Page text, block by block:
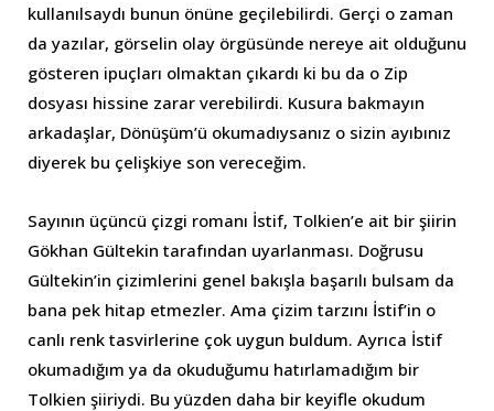
kullanılsaydı bunun önüne geçilebilirdi. Gerçi o zaman
da yazılar, görselin olay örgüsünde nereye ait olduğunu
gösteren ipuçları olmaktan çıkardı ki bu da o Zip
dosyası hissine zarar verebilirdi. Kusura bakmayın
arkadaşlar, Dönüşüm’ü okumadıysanız o sizin ayıbınız
diyerek bu çelişkiye son vereceğim.
Sayının üçüncü çizgi romanı İstif, Tolkien’e ait bir şiirin
Gökhan Gültekin tarafından uyarlanması. Doğrusu
Gültekin’in çizimlerini genel bakışla başarılı bulsam da
bana pek hitap etmezler. Ama çizim tarzını İstif’in o
canlı renk tasvirlerine çok uygun buldum. Ayrıca İstif
okumadığım ya da okuduğumu hatırlamadığım bir
Tolkien şiiriydi. Bu yüzden daha bir keyifle okudum